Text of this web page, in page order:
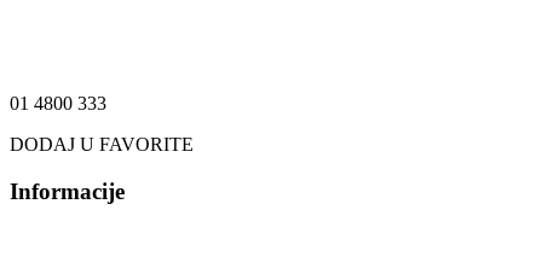
01 4800 333
DODAJ U FAVORITE
Informacije